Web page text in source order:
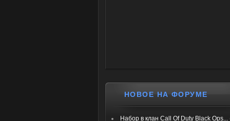
НОВОЕ НА ФОРУМЕ
Набор в клан Call Of Duty Black Ops...